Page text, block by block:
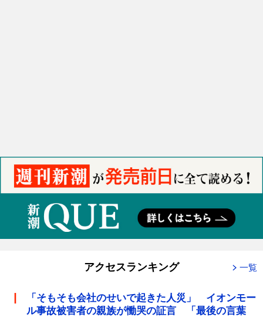
アクセスランキング 一覧
「そもそも会社のせいで起きた人災」 イオンモー
ル事故被害者の親族が慟哭の証言 「最後の言葉